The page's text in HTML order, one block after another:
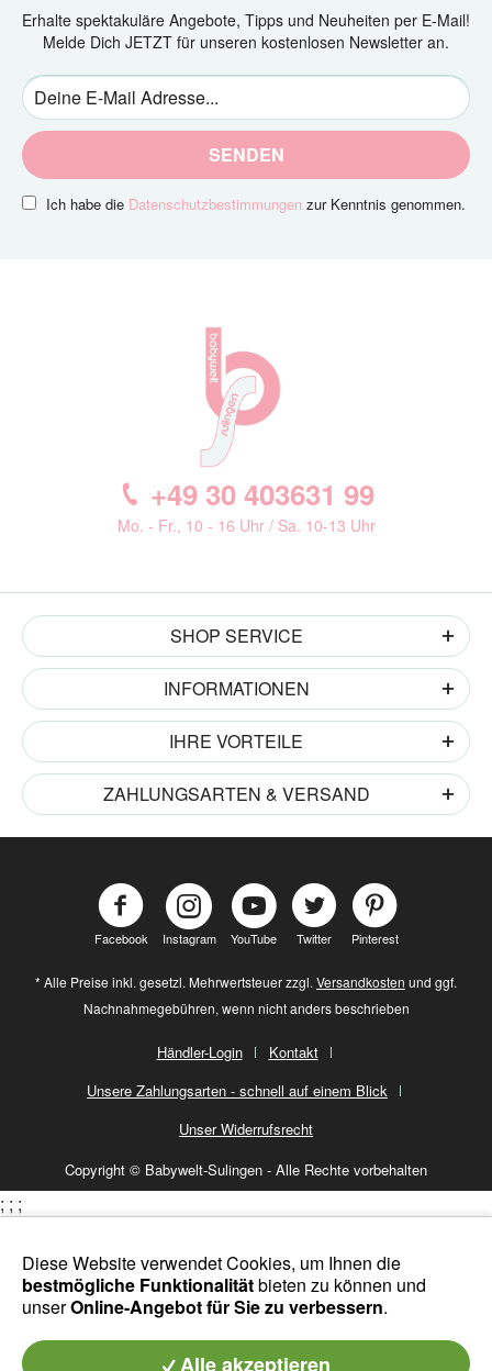
Erhalte spektakuläre Angebote, Tipps und Neuheiten per E-Mail!
Melde Dich JETZT für unseren kostenlosen Newsletter an.
SENDEN
Ich habe die Datenschutzbestimmungen zur Kenntnis genommen.
+49 30 403631 99
Mo. - Fr., 10 - 16 Uhr / Sa. 10-13 Uhr
SHOP SERVICE
INFORMATIONEN
IHRE VORTEILE
ZAHLUNGSARTEN & VERSAND
Facebook Instagram YouTube Twitter Pinterest
* Alle Preise inkl. gesetzl. Mehrwertsteuer zzgl. Versandkosten und ggf.
Nachnahmegebühren, wenn nicht anders beschrieben
Händler-Login
Kontakt
Unsere Zahlungsarten - schnell auf einem Blick
Unser Widerrufsrecht
Copyright © Babywelt-Sulingen - Alle Rechte vorbehalten
Diese Website verwendet Cookies, um Ihnen die
bestmögliche Funktionalitätbieten zu können und
unserOnline-Angebot für Sie zu verbessern.
Alle akzeptieren
; ; ;